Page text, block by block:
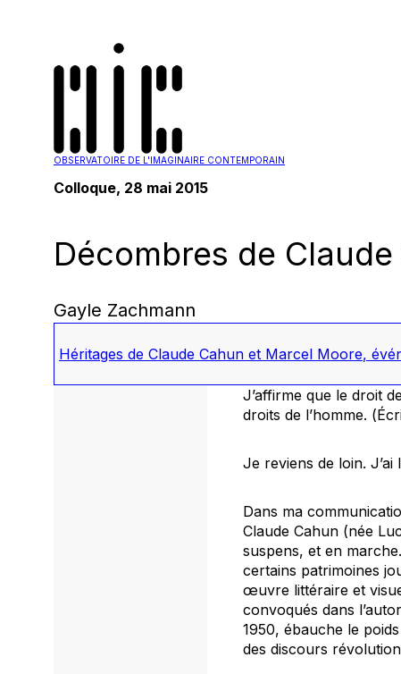
OBSERVATOIRE DE L'IMAGINAIRE CONTEMPORAIN
Colloque, 28 mai 2015
Décombres de
Gayle Zachmann
Héritages de Claude Cahun et Marcel Moore,
J’affirme que le droit
droits de l’homme. (
Je reviens de loin. J’ai
Dans ma
Claude Cahun (née
suspens, et en
certains patrimoines
œuvre littéraire et
convoqués dans
1950, ébauche le
des discours